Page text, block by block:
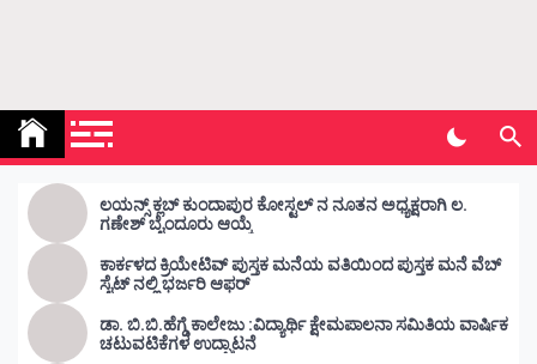
Kunda Vahini – ಕುಂದ ವಾಹಿನಿ
ಲಯನ್ಸ್ ಕ್ಲಬ್ ಕುಂದಾಪುರ ಕೋಸ್ಟಲ್ ನ ನೂತನ ಅಧ್ಯಕ್ಷರಾಗಿ ಲ.
ಗಣೇಶ್ ಬೈಂದೂರು ಆಯ್ಕೆ
ಕಾರ್ಕಳದ ಕ್ರಿಯೇಟಿವ್ ಪುಸ್ತಕ ಮನೆಯ ವತಿಯಿಂದ ಪುಸ್ತಕ ಮನೆ ವೆಬ್
ಸೈಟ್ ನಲ್ಲಿ ಭರ್ಜರಿ ಆಫರ್
ಡಾ. ಬಿ.ಬಿ.ಹೆಗ್ಡೆ ಕಾಲೇಜು :ವಿದ್ಯಾರ್ಥಿ ಕ್ಷೇಮಪಾಲನಾ ಸಮಿತಿಯ ವಾರ್ಷಿಕ
ಚಟುವಟಿಕೆಗಳ ಉದ್ಘಾಟನೆ